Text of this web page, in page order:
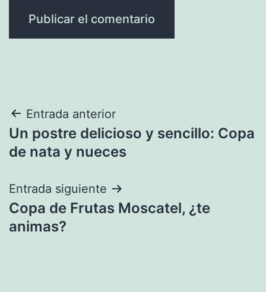
Navegación
de
Entrada anterior
Un postre delicioso y sencillo: Copa
de nata y nueces
Entrada siguiente
Copa de Frutas Moscatel, ¿te
animas?